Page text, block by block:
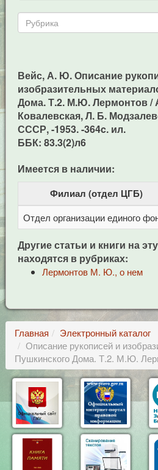
Вейс, А. Ю. Описание
изобразительных
Дома. Т.2. М.Ю. Лермонтов /
Ковалевская, Л. Б.
СССР, -1953. -364c. ил.
ББК: 83.3(2)л6
Имеется в наличии:
Филиал (отдел ЦГБ)
Отдел организации единого
Другие статьи и книги на
находятся в рубриках:
Лермонтов М. Ю., о нем
Главная
Электронный каталог
Описание рукописей и
Пушкинского Дома. Т.2. М.Ю.